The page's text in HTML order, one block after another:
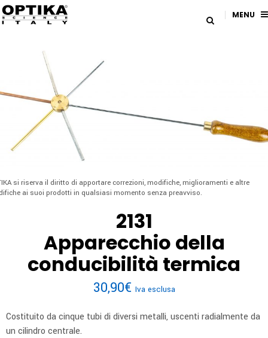
MENU
si riserva il diritto di apportare correzioni, modifiche, miglioramenti e altre
ai suoi prodotti in qualsiasi momento senza preavviso.
2131
Apparecchio della
conducibilità termica
30,90€ Iva esclusa
Costituito da cinque tubi di diversi metalli, uscenti radialmente da
un cilindro centrale.